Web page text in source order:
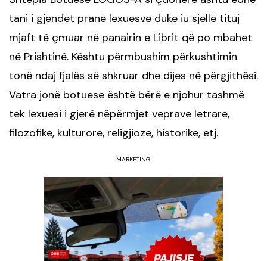
tani i gjendet pranë lexuesve duke iu sjellë tituj
mjaft të çmuar në panairin e Librit që po mbahet
në Prishtinë. Kështu përmbushim përkushtimin
tonë ndaj fjalës së shkruar dhe dijes në përgjithësi.
Vatra jonë botuese është bërë e njohur tashmë
tek lexuesi i gjerë nëpërmjet veprave letrare,
filozofike, kulturore, religjioze, historike, etj.
MARKETING